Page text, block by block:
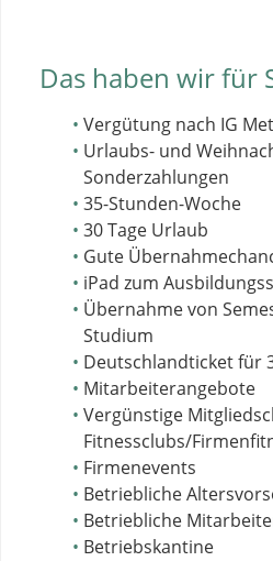
Das haben wir für
Vergütung nach IG
Urlaubs- und
Sonderzahlungen
35-Stunden-Woche
30 Tage Urlaub
Gute
iPad zum
Übernahme von
Studium
Deutschlandticket für
Mitarbeiterangebote
Vergünstige
Fitnessclubs/
Firmenevents
Betriebliche
Betriebliche
Betriebskantine